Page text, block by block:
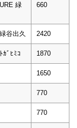
緑
660
谷出久 2420
ｶﾞﾋﾐｺ 1870
1650
770
770